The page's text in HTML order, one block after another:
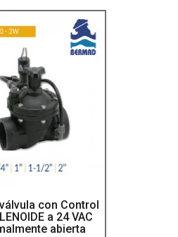
con Control
a 24 VAC
abierta